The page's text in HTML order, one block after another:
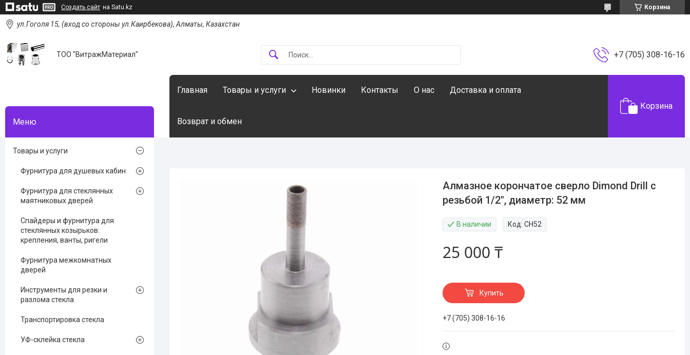
Создать сайт на Satu.kz Корзина
ул.Гоголя 15, (вход со стороны ул.Каирбекова), Алматы, Казахстан
ТОО "ВитражМатериал" +7 (705) 308-16-16
Главная Товары и услуги Новинки Контакты О нас Доставка и оплата
Возврат и обмен
Корзина
Алмазное корончатое сверло Dimond Drill с
резьбой 1/2", диаметр: 52 мм
В наличии Код:CH52
25 000 ₸
Купить
+7 (705) 308-16-16
Товары и услуги
Фурнитура для душевых кабин
Фурнитура для стеклянных
маятниковых дверей
Спайдеры и фурнитура для
стеклянных козырьков:
крепления, ванты, ригели
Фурнитура межкомнатных
дверей
Инструменты для резки и
разлома стекла
Транспортировка стекла
УФ-склейка стекла